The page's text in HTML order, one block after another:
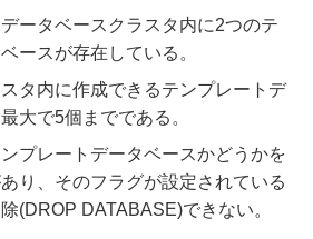
ータベースクラスタ内に2つのテ
ースが存在している。
タ内に作成できるテンプレートデ
大で5個までである。
プレートデータベースかどうかを
り、そのフラグが設定されている
(DROP DATABASE)できない。